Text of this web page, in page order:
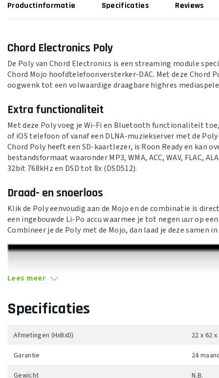
Productinformatie Specificaties Reviews
Chord Electronics Poly
De Poly van Chord Electronics is een streaming module
Chord Mojo hoofdtelefoonversterker-DAC. Met deze Chord
oogwenk tot een volwaardige draagbare highres
Extra functionaliteit
Met deze Poly voeg je Wi-Fi en Bluetooth functionaliteit
of iOS telefoon of vanaf een DLNA-muziekserver met de
Chord Poly heeft een SD-kaartlezer, is Roon Ready en kan
bestandsformaat waaronder MP3, WMA, ACC, WAV, FLAC,
32bit 768kHz en DSD tot 8x (DSD512).
Draad- en snoerloos
Klik de Poly eenvoudig aan de Mojo en de combinatie is
een ingebouwde Li-Po accu waarmee je tot negen uur op
Combineer je de Poly met de Mojo, dan laad je deze samen
Lees meer
Specificaties
Afmetingen (HxBxD) 22 x 62
Garantie 24
Gewicht N.B.